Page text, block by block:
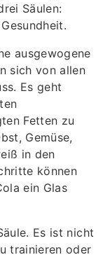
Säulen:
ausgewogene
sich von allen
Es geht
Fetten zu
Gemüse,
in den
können
ein Glas
Es ist nicht
trainieren oder